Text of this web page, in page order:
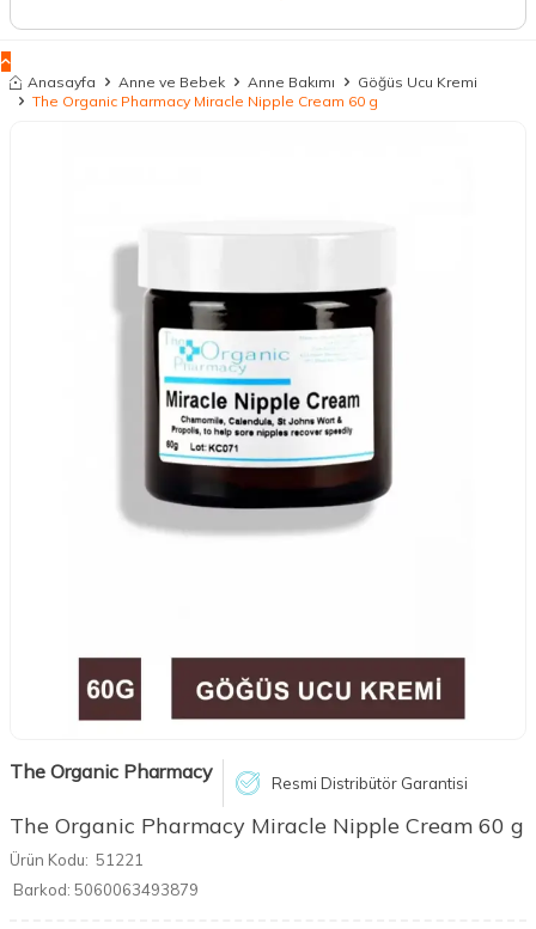
Anasayfa Anne ve Bebek Anne Bakımı
Göğüs Ucu Kremi
The Organic Pharmacy Miracle Nipple Cream 60 g
The Organic Pharmacy Resmi Distribütör Garantisi
The Organic Pharmacy Miracle Nipple Cream 60 g
Ürün Kodu: 51221
Barkod: 5060063493879